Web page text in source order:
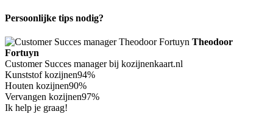
Persoonlijke tips nodig?
Theodoor
Fortuyn
Customer Succes manager bij kozijnenkaart.nl
Kunststof kozijnen94%
Houten kozijnen90%
Vervangen kozijnen97%
Ik help je graag!